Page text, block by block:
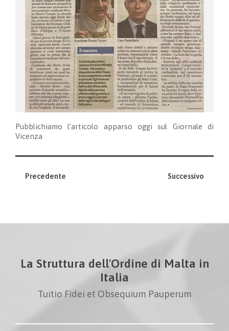
Pubblichiamo l’articolo apparso oggi sul Giornale di
Vicenza
Precedente Successivo
La Struttura dell'Ordine di Malta in
Italia
Tuitio Fidei et Obsequium Pauperum